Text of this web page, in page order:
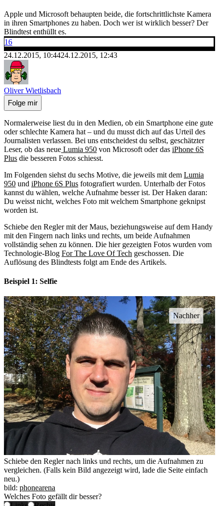
Apple und Microsoft behaupten beide, die fortschrittlichste Kamera
in ihren Smartphones zu haben. Doch wer ist wirklich besser? Der
Blindtest enthüllt es.
16
24.12.2015, 10:4424.12.2015, 12:43
Oliver Wietlisbach
Folge mir
Normalerweise liest du in den Medien, ob ein Smartphone eine gute
oder schlechte Kamera hat – und du musst dich auf das Urteil des
Journalisten verlassen. Bei uns entscheidest du selbst, geschätzter
Leser, ob das neue Lumia 950 von Microsoft oder das iPhone 6S
Plus die besseren Fotos schiesst.
Im Folgenden siehst du sechs Motive, die jeweils mit dem Lumia
950 und iPhone 6S Plus fotografiert wurden. Unterhalb der Fotos
kannst du wählen, welche Aufnahme besser ist. Der Haken daran:
Du weisst nicht, welches Foto mit welchem Smartphone geknipst
worden ist.
Schiebe den Regler mit der Maus, beziehungsweise auf dem Handy
mit den Fingern nach links und rechts, um beide Aufnahmen
vollständig sehen zu können. Die hier gezeigten Fotos wurden vom
Technologie-Blog For The Love Of Tech geschossen. Die
Auflösung des Blindtests folgt am Ende des Artikels.
Beispiel 1: Selfie
Schiebe den Regler nach links und rechts, um die Aufnahmen zu
vergleichen. (Falls kein Bild angezeigt wird, lade die Seite einfach
neu.)
bild: phonearena
Welches Foto gefällt dir besser?